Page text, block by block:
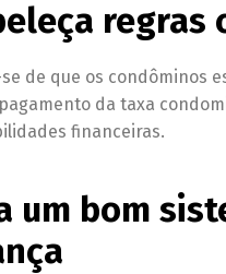
regras
de que os condôminos
da taxa
financeiras.
um bom